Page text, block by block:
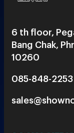
6 th floor,
Bang Chak,
10260
085-848-2253